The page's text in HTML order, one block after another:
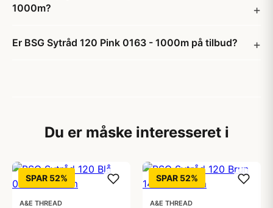
1000m?
Er BSG Sytråd 120 Pink 0163 - 1000m på tilbud?
Du er måske interesseret i
SPAR 52%
A&E THREAD
SPAR 52%
A&E THREAD